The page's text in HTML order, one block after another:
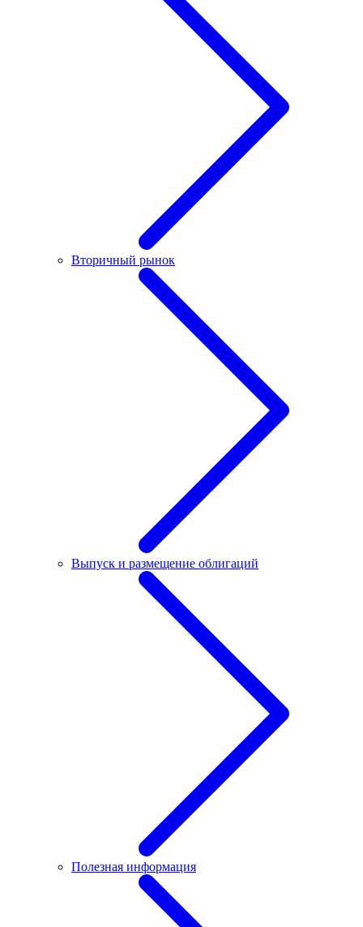
Вторичный рынок
Выпуск и размещение облигаций
Полезная информация